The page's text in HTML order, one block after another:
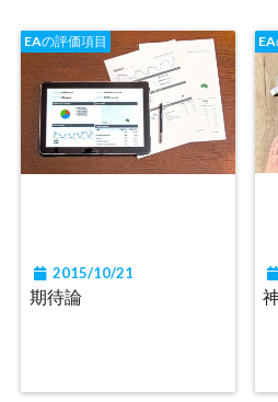
EAの評価項目
2015/10/21
期待論